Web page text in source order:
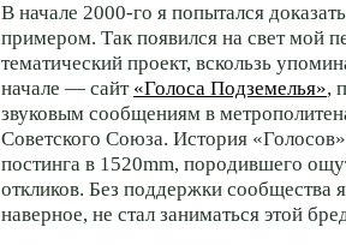
В начале 2000-го я попытался
примером. Так появился на свет мой
тематический проект, вскользь
начале — сайт «Голоса Подземелья»,
звуковым сообщениям в
Советского Союза. История
постинга в 1520mm, породившего
откликов. Без поддержки сообщества
наверное, не стал заниматься этой